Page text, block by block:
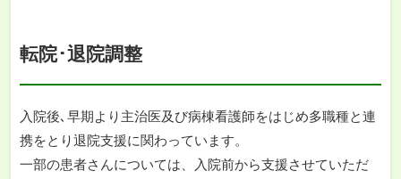
転院･退院調整
入院後､早期より主治医及び病棟看護師をはじめ多職種と連
携をとり退院支援に関わっています。
一部の患者さんについては、入院前から支援させていただ